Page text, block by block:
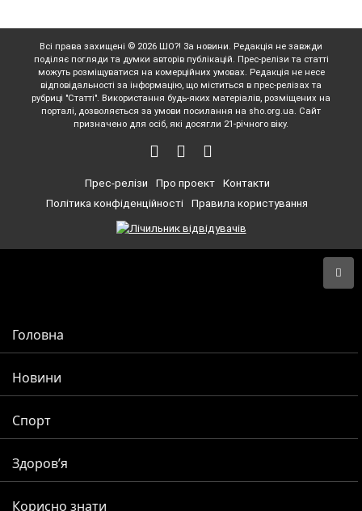
Всі права захищені © 2026 ШО?! За новини. Редакція не завжди
поділяє погляди та думки авторів публікацій. Прес-релізи та статті
можуть розміщуватися на комерційних умовах. Редакція не несе
відповідальності за інформацію, що міститься в прес-релізах та
рубриці "Статті". Використання будь-яких матеріалів, розміщених на
порталі, дозволяється за умови посилання на sho.org.ua. Сайт
призначено для осіб, які досягли 21-річного віку.
Прес-релізи Про проект
Контакти
Політика конфіденційності
Правила користування
Головна
Новини
Спорт
Здоров’я
Корисно знати